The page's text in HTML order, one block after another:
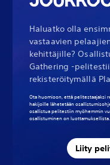
Haluatko olla
vastaavien
kehittäjille?
Gathering -
rekisteröitymällä
Ota huomioon, että pelitestaajaksi
hakijoille lähetetään
osallistua pelitestiin myöhemmin
osallistuminen on luottamuksellista.
Liity